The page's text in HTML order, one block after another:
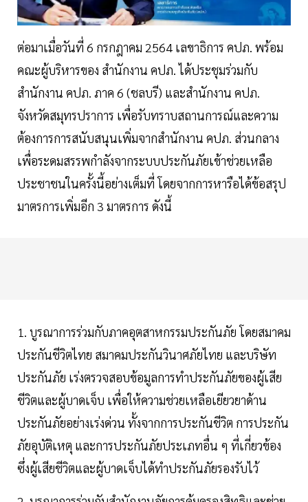
ต่อมาเมื่อวันที่ 6 กรกฎาคม 2564 เลขาธิการ คปภ. พร้อม
คณะผู้บริหารของ สำนักงาน คปภ. ได้ประชุมร่วมกับ
สำนักงาน คปภ. ภาค 6 (ชลบรี) และสำนักงาน คปภ.
จังหวัดสมุทรปราการ เพื่อรับทราบสถานการณ์และความ
ต้องการการสนับสนุนเพิ่มจากสำนักงาน คปภ. ส่วนกลาง
เพื่อระดมสรรพกำลังจากระบบประกันภัยเข้าช่วยเหลือ
ประชาชนในครั้งนี้อย่างเต็มที่ โดยจากการหารือได้ข้อสรุป
มาตรการเพิ่มอีก 3 มาตรการ ดังนี้
1. บูรณาการร่วมกับภาคอุตสาหกรรมประกันภัย โดยสมาคม
ประกันชีวิตไทย สมาคมประกันวินาศภัยไทย และบริษัท
ประกันภัย เร่งตรวจสอบข้อมูลการทำประกันภัยของผู้เสีย
ชีวิตและผู้บาดเจ็บ เพื่อให้ความช่วยเหลือเยียวยาด้าน
ประกันภัยอย่างเร่งด่วน ทั้งจากการประกันชีวิต การประกัน
ภัยอุบัติเหตุ และการประกันภัยประเภทอื่น ๆ ที่เกี่ยวข้อง
ซึ่งผู้เสียชีวิตและผู้บาดเจ็บได้ทำประกันภัยรองรับไว้